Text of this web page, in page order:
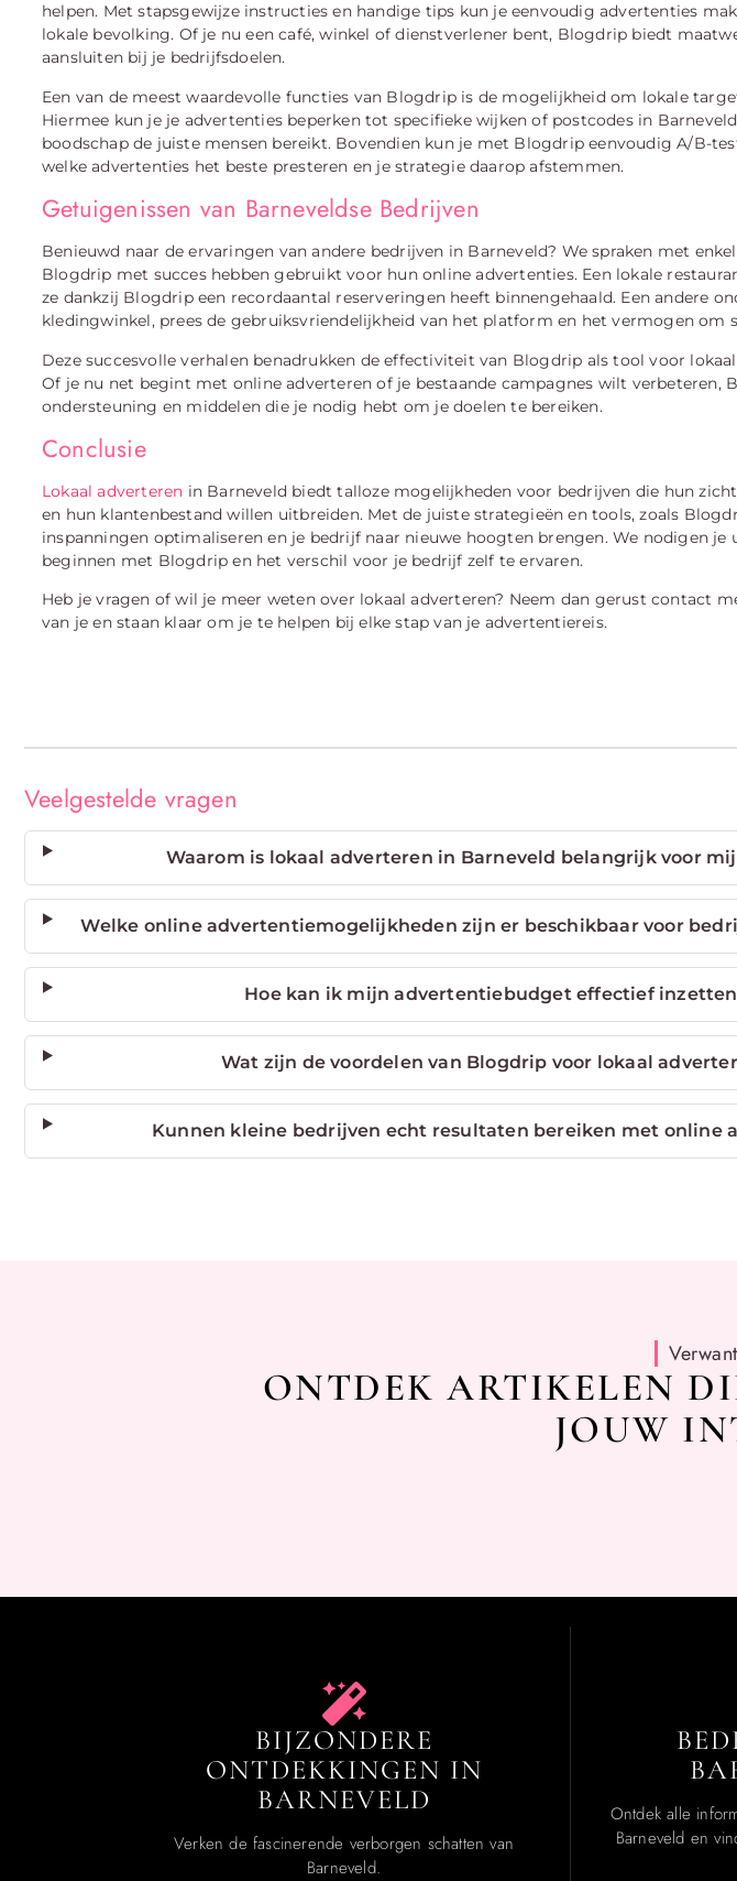
helpen. Met stapsgewijze instructies en handige tips kun je eenvoudig advertenties
lokale bevolking. Of je nu een café, winkel of dienstverlener bent, Blogdrip biedt
aansluiten bij je bedrijfsdoelen.
Een van de meest waardevolle functies van Blogdrip is de mogelijkheid om lokale
Hiermee kun je je advertenties beperken tot specifieke wijken of postcodes in
boodschap de juiste mensen bereikt. Bovendien kun je met Blogdrip eenvoudig A/B-
welke advertenties het beste presteren en je strategie daarop afstemmen.
Getuigenissen van Barneveldse Bedrijven
Benieuwd naar de ervaringen van andere bedrijven in Barneveld? We spraken met
Blogdrip met succes hebben gebruikt voor hun online advertenties. Een lokale
ze dankzij Blogdrip een recordaantal reserveringen heeft binnengehaald. Een andere
kledingwinkel, prees de gebruiksvriendelijkheid van het platform en het vermogen om
Deze succesvolle verhalen benadrukken de effectiviteit van Blogdrip als tool voor
Of je nu net begint met online adverteren of je bestaande campagnes wilt verbeteren,
ondersteuning en middelen die je nodig hebt om je doelen te bereiken.
Conclusie
Lokaal adverteren in Barneveld biedt talloze mogelijkheden voor bedrijven die hun
en hun klantenbestand willen uitbreiden. Met de juiste strategieën en tools, zoals
inspanningen optimaliseren en je bedrijf naar nieuwe hoogten brengen. We nodigen
beginnen met Blogdrip en het verschil voor je bedrijf zelf te ervaren.
Heb je vragen of wil je meer weten over lokaal adverteren? Neem dan gerust contact
van je en staan klaar om je te helpen bij elke stap van je advertentiereis.
Veelgestelde vragen
Waarom is lokaal adverteren in Barneveld belangrijk voor
Welke online advertentiemogelijkheden zijn er beschikbaar voor
Hoe kan ik mijn advertentiebudget effectief
Wat zijn de voordelen van Blogdrip voor lokaal
Kunnen kleine bedrijven echt resultaten bereiken met online
ONTDEK ARTIKELEN
JOUW
BIJZONDERE
ONTDEKKINGEN IN
BARNEVELD
Verken de fascinerende verborgen schatten van
Barneveld.
Ontdek alle
Barneveld en